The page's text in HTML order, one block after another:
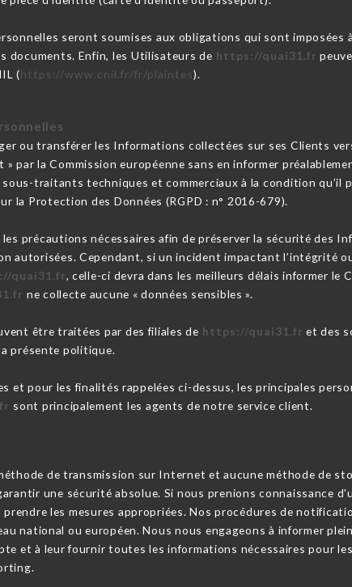
seront soumises aux obligations qui sont imposées à
documents. Enfin, les Utilisateurs de https://quai31.fr
(https://www.cnil.fr/fr/plaintes).
ou transférer les Informations collectées sur ses Clients
» par la Commission européenne sans en informer
traitants techniques et commerciaux à la condition qu’il
la Protection des Données (RGPD : n° 2016-679).
les précautions nécessaires afin de préserver la sécurité des
autorisées. Cependant, si un incident impactant l’intégrité
quai31.fr, celle-ci devra dans les meilleurs délais informer le
ne collecte aucune « données sensibles ».
être traitées par des filiales de https://quai31.fr et des
présente politique.
pour les finalités rappelées ci-dessus, les principales
sont principalement les agents de notre service client.
de transmission sur Internet et aucune méthode de
une sécurité absolue. Si nous prenions connaissance
les mesures appropriées. Nos procédures de
national ou européen. Nous nous engageons à informer
et à leur fournir toutes les informations nécessaires pour